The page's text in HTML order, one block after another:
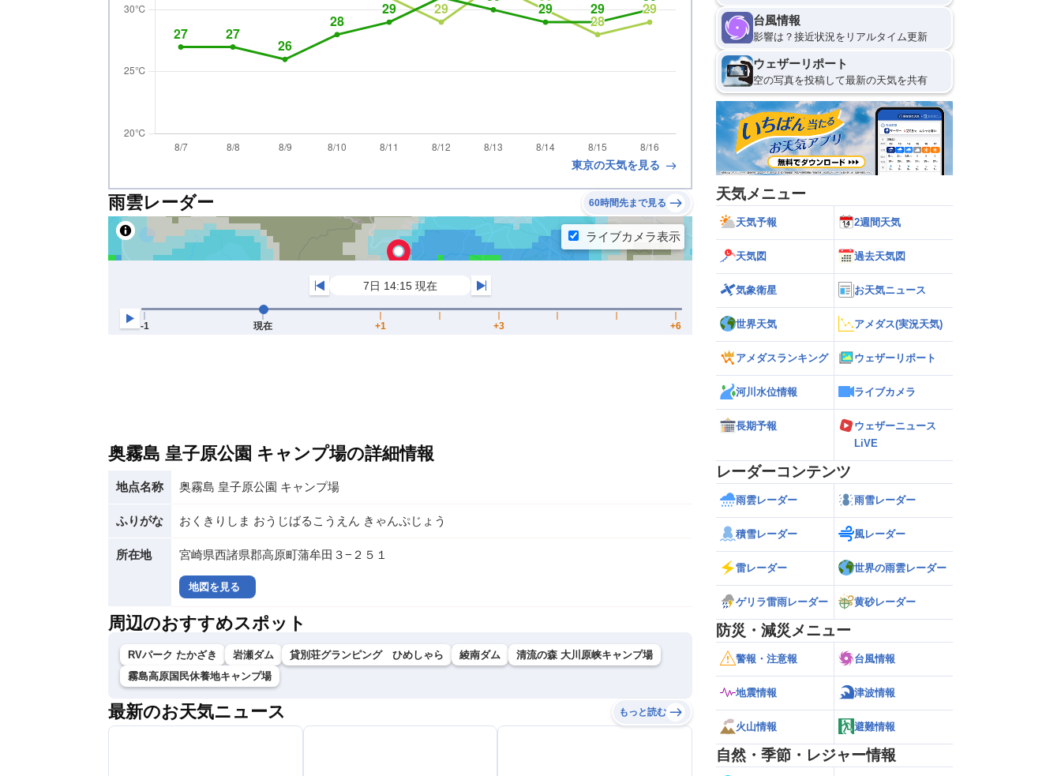
東京の天気を見る
雨雲レーダー 60時間先まで見る
奥霧島 皇子原公園 キャンプ場の詳細情報
地点名称 奥霧島 皇子原公園 キャンプ場
ふりがな おくきりしま おうじばるこうえん きゃんぷじょう
所在地 宮崎県西諸県郡高原町蒲牟田３−２５１
地図を見る
周辺のおすすめスポット
RVパーク たかざき 岩瀬ダム 貸別荘グランピング ひめしゃら 綾南ダム
清流の森 大川原峡キャンプ場
霧島高原国民休養地キャンプ場
最新のお天気ニュース もっと読む
台風情報
影響は？接近状況をリアルタイム更新
ウェザーリポート
空の写真を投稿して最新の天気を共有
天気メニュー
天気予報 2週間天気
天気図 過去天気図
気象衛星 お天気ニュース
世界天気 アメダス(実況天気)
アメダスランキング ウェザーリポート
河川水位情報 ライブカメラ
長期予報
ウェザーニュース
LiVE
レーダーコンテンツ
雨雲レーダー 雨雪レーダー
積雪レーダー 風レーダー
雷レーダー 世界の雨雲レーダー
ゲリラ雷雨レーダー 黄砂レーダー
防災・減災メニュー
警報・注意報 台風情報
地震情報 津波情報
火山情報 避難情報
自然・季節・レジャー情報